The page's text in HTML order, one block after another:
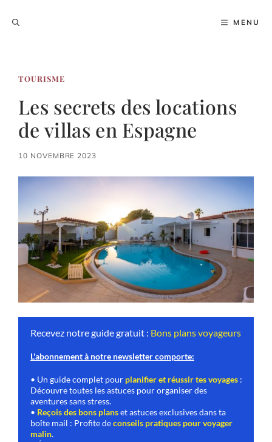
MENU
TOURISME
Les secrets des locations
de villas en Espagne
10 NOVEMBRE 2023